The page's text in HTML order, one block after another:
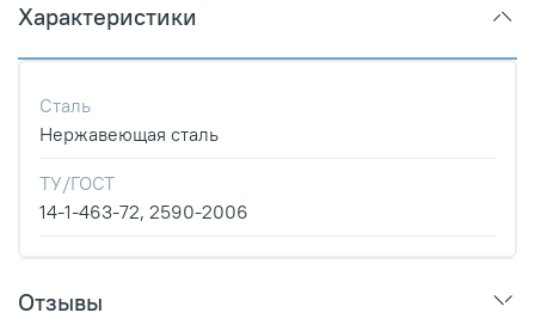
Характеристики
Сталь
Нержавеющая сталь
ТУ/ГОСТ
14-1-463-72, 2590-2006
Отзывы